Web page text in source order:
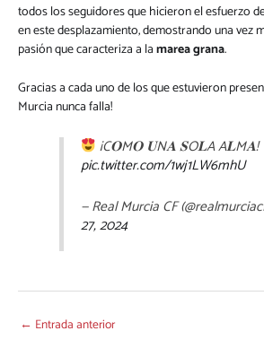
todos los seguidores que hicieron el esfuerzo
en este desplazamiento, demostrando una vez
pasión que caracteriza a lamarea grana.
Gracias a cada uno de los que estuvieron
Murcia nunca falla!
¡C𝐎M𝐎 𝐔N𝐀 𝐒O𝐋A A𝐋M𝐀!
pic.twitter.com/1wj1LW6mhU
— Real Murcia CF
27, 2024
← Entrada anterior